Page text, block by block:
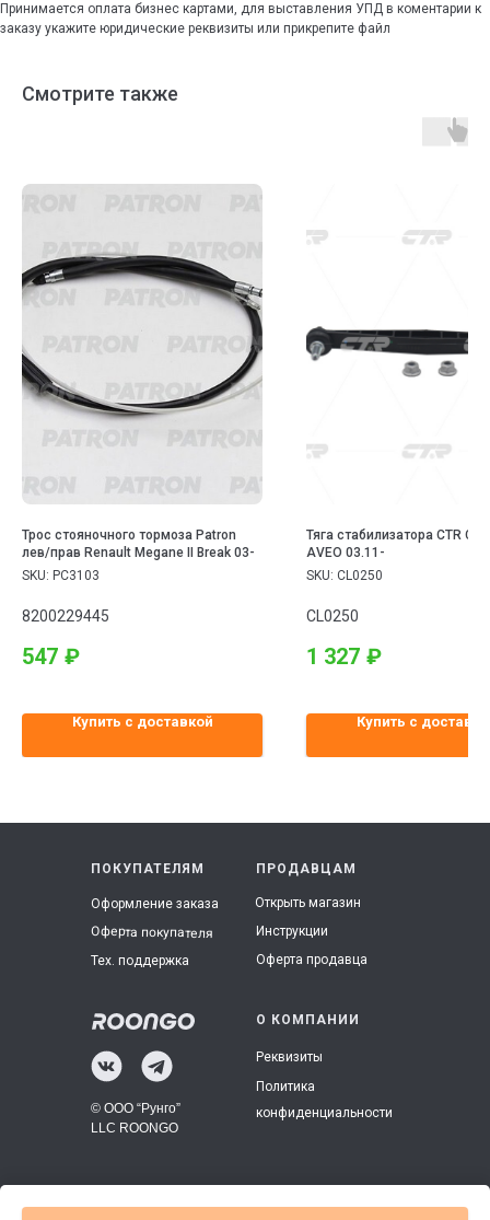
Принимается оплата бизнес картами, для выставления УПД в коментарии к
заказу укажите юридические реквизиты или прикрепите файл
Смотрите также
Трос стояночного тормоза Patron
лев/прав Renault Megane II Break 03-
SKU: PC3103
8200229445
547 ₽
Купить с доставкой
Тяга стабилизатора CTR
AVEO 03.11-
SKU: CL0250
CL0250
1 327 ₽
Купить с
ПРОДАВЦАМ
Оферта продавца
Инструкции
Открыть магазин
ПОКУПАТЕЛЯМ
Тех. поддержка
Оферта покупателя
Оформление заказа
О КОМПАНИИ
Политика
конфиденциальности
Реквизиты
© ООО “Рунго”
LLC ROONGO